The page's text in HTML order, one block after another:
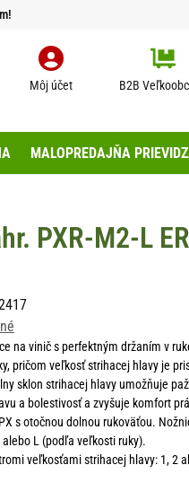
Môj účet B2B
MALOPREDAJŇA
PXR-M2-L
na vinič s perfektným držaním v
pričom veľkosť strihacej hlavy je
sklon strihacej hlavy umožňuje
a bolestivosť a zvyšuje komfort
s otočnou dolnou rukoväťou.
L (podľa veľkosti ruky).
veľkosťami strihacej hlavy: 1, 2